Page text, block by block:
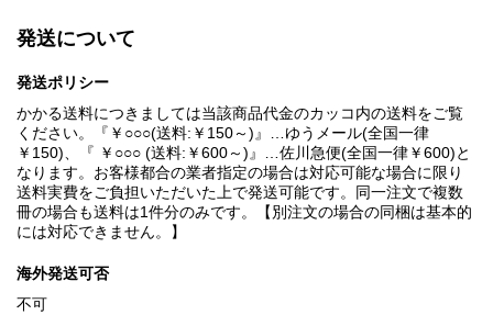
発送について
発送ポリシー
かかる送料につきましては当該商品代金のカッコ内の送料をご覧
ください。『￥○○○(送料:￥150～)』…ゆうメール(全国一律
￥150)、『 ￥○○○ (送料:￥600～)』…佐川急便(全国一律￥600)と
なります。お客様都合の業者指定の場合は対応可能な場合に限り
送料実費をご負担いただいた上で発送可能です。同一注文で複数
冊の場合も送料は1件分のみです。【別注文の場合の同梱は基本的
には対応できません。】
海外発送可否
不可